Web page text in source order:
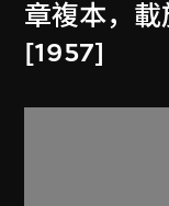
章複本，
[1957]